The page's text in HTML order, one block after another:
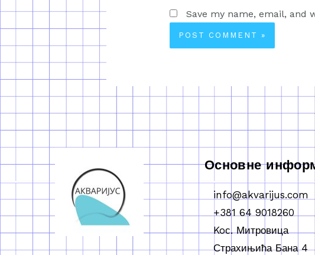
Save my name, email, and
Основне
info@akvarijus.com
+381 64 9018260
Koс. Митровица
Страхињића Бана 4